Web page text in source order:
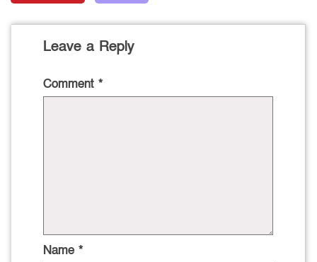
Leave a Reply
Comment *
Name *